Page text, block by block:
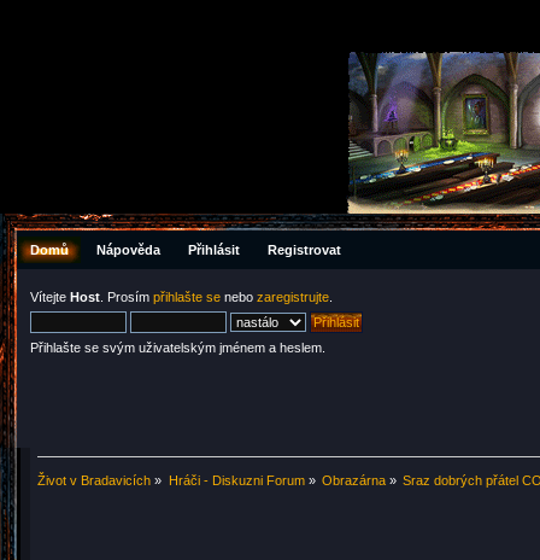
Domů Nápověda Přihlásit Registrovat
Vítejte Host . Prosím přihlašte se nebo zaregistrujte
Přihlašte se svým uživatelským jménem a heslem.
Život v Bradavicích » Hráči - Diskuzni Forum» Obrazárna» Sraz dobrých přátel